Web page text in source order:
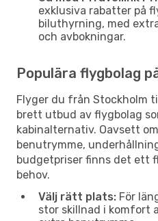
exklusiva rabatter på
biluthyrning, med
och avbokningar.
Populära flygbolag
Flyger du från Stockholm
brett utbud av flygbolag
kabinalternativ. Oavsett
benutrymme,
budgetpriser finns det ett
behov.
Välj rätt plats: För
stor skillnad i komfort